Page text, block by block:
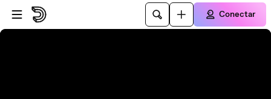
Pular para o player
Ir para o conteúdo principal
Conectar